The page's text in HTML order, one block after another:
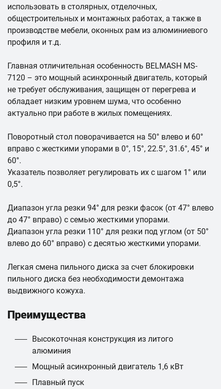
использовать в столярных, отделочных,
общестроительных и монтажных работах, а также в
производстве мебели, оконных рам из алюминиевого
профиля и т.д.
Главная отличительная особенность BELMASH MS-
7120 – это мощный асинхронный двигатель, который
не требует обслуживания, защищен от перегрева и
обладает низким уровнем шума, что особенно
актуально при работе в жилых помещениях.
Поворотный стол поворачивается на 50° влево и 60°
вправо с жесткими упорами в 0°, 15°, 22.5°, 31.6°, 45° и
60°.
Указатель позволяет регулировать их с шагом 1° или
0,5°.
Диапазон угла резки 94° для резки фасок (от 47° влево
до 47° вправо) с семью жесткими упорами.
Диапазон угла резки 110° для резки под углом (от 50°
влево до 60° вправо) с десятью жесткими упорами.
Легкая смена пильного диска за счет блокировки
пильного диска без необходимости демонтажа
выдвижного кожуха.
Преимущества
Высокоточная конструкция из литого
алюминия
Мощный асинхронный двигатель 1,6 кВт
Плавный пуск